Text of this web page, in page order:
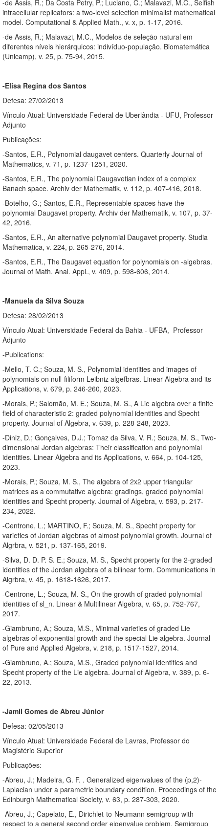
-de Assis, R.; Da Costa Petry, P.; Luciano, C.; Malavazi, M.C., Selfish
intracellular replicators: a two-level selection minimalist mathematical
model. Computational & Applied Math., v. x, p. 1-17, 2016.
-de Assis, R.; Malavazi, M.C., Modelos de seleção natural em
diferentes níveis hierárquicos: indivíduo-população. Biomatemática
(Unicamp), v. 25, p. 75-94, 2015.
-Elisa Regina dos Santos
Defesa: 27/02/2013
Vínculo Atual: Universidade Federal de Uberlândia - UFU, Professor
Adjunto
Publicações:
-Santos, E.R., Polynomial daugavet centers. Quarterly Journal of
Mathematics, v. 71, p. 1237-1251, 2020.
-Santos, E.R., The polynomial Daugavetian index of a complex
Banach space. Archiv der Mathematik, v. 112, p. 407-416, 2018.
-Botelho, G.; Santos, E.R., Representable spaces have the
polynomial Daugavet property. Archiv der Mathematik, v. 107, p. 37-
42, 2016.
-Santos, E.R., An alternative polynomial Daugavet property. Studia
Mathematica, v. 224, p. 265-276, 2014.
-Santos, E.R., The Daugavet equation for polynomials on -algebras.
Journal of Math. Anal. Appl., v. 409, p. 598-606, 2014.
-Manuela da Silva Souza
Defesa: 28/02/2013
Vínculo Atual: Universidade Federal da Bahia - UFBA, Professor
Adjunto
-Publications:
-Mello, T. C.; Souza, M. S., Polynomial identities and images of
polynomials on null-filiform Leibniz algefbras. Linear Algebra and its
Applications, v. 679, p. 246-260, 2023.
-Morais, P.; Salomão, M. E.; Souza, M. S., A Lie algebra over a finite
field of characteristic 2: graded polynomial identities and Specht
property. Journal of Algebra, v. 639, p. 228-248, 2023.
-Diniz, D.; Gonçalves, D.J.; Tomaz da Silva, V. R.; Souza, M. S., Two-
dimensional Jordan algebras: Their classification and polynomial
identities. Linear Algebra and its Applications, v. 664, p. 104-125,
2023.
-Morais, P.; Souza, M. S., The algebra of 2x2 upper triangular
matrices as a commutative algebra: gradings, graded polynomial
identities and Specht property. Journal of Algebra, v. 593, p. 217-
234, 2022.
-Centrone, L.; MARTINO, F.; Souza, M. S., Specht property for
varieties of Jordan algebras of almost polynomial growth. Journal of
Algrbra, v. 521, p. 137-165, 2019.
-Silva, D. D. P. S. E.; Souza, M. S., Specht property for the 2-graded
identities of the Jordan algebra of a bilinear form. Communications in
Algrbra, v. 45, p. 1618-1626, 2017.
-Centrone, L.; Souza, M. S., On the growth of graded polynomial
identities of sl_n. Linear & Multilinear Algebra, v. 65, p. 752-767,
2017.
-Giambruno, A.; Souza, M.S., Minimal varieties of graded Lie
algebras of exponential growth and the special Lie algebra. Journal
of Pure and Applied Algebra, v. 218, p. 1517-1527, 2014.
-Giambruno, A.; Souza, M.S., Graded polynomial identities and
Specht property of the Lie algebra. Journal of Algebra, v. 389, p. 6-
22, 2013.
-Jamil Gomes de Abreu Júnior
Defesa: 02/05/2013
Vínculo Atual: Universidade Federal de Lavras, Professor do
Magistério Superior
Publicações:
-Abreu, J.; Madeira, G. F. . Generalized eigenvalues of the (p,2)-
Laplacian under a parametric boundary condition. Proceedings of the
Edinburgh Mathematical Society, v. 63, p. 287-303, 2020.
-Abreu, J.; Capelato, E., Dirichlet-to-Neumann semigroup with
respect to a general second order eigenvalue problem. Semigroup